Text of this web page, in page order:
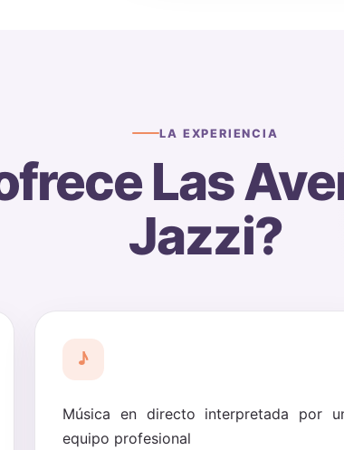
LA EXPERIENCIA
Las
Jazzi?
♪
Música en directo interpretada por
equipo profesional